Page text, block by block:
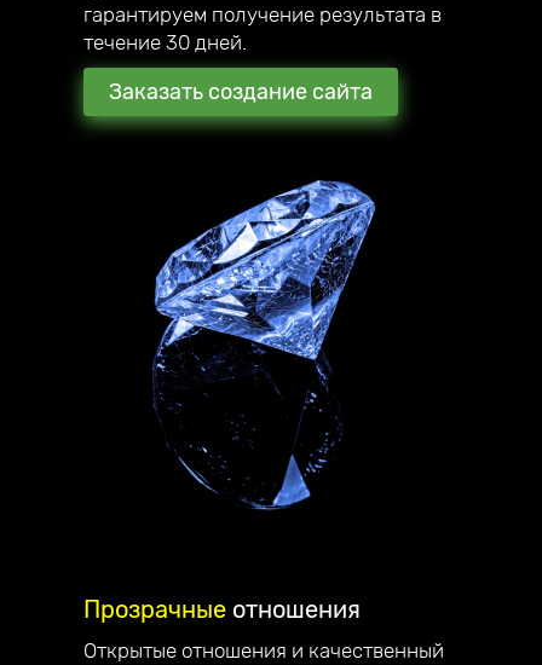
гарантируем получение результата в
течение 30 дней.
Заказать создание сайта
Прозрачные отношения
Открытые отношения и качественный